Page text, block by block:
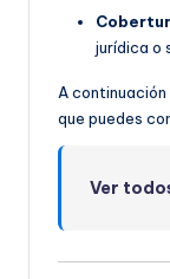
jurídica o
A
que puedes
Ver